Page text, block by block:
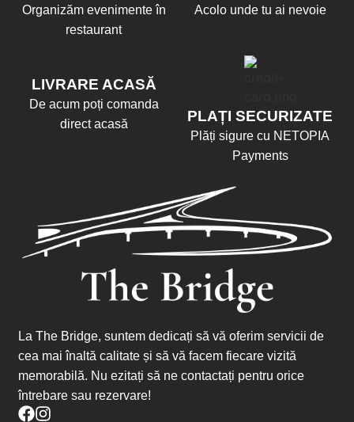
Organizăm evenimente în
restaurant
Acolo unde tu ai nevoie
LIVRARE ACASĂ
De acum poți comanda
direct acasă
PLAȚI SECURIZATE
Plăți sigure cu NETOPIA
Payments
La The Bridge, suntem dedicați să vă oferim servicii de
cea mai înaltă calitate și să vă facem fiecare vizită
memorabilă. Nu ezitați să ne contactați pentru orice
întrebare sau rezervare!